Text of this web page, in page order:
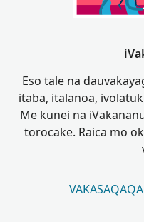
Eso tale na
itaba, italanoa,
Me kunei na
torocake. Raica mo